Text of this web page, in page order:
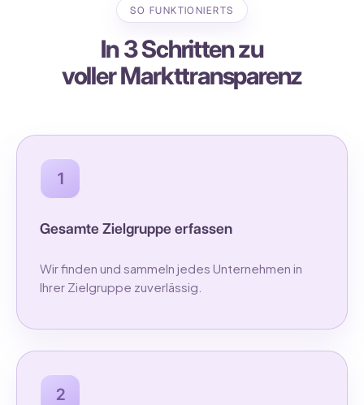
SO FUNKTIONIERTS
In 3 Schritten zu
voller Markttransparenz
1
Gesamte Zielgruppe erfassen
Wir finden und sammeln jedes Unternehmen in
Ihrer Zielgruppe zuverlässig.
2